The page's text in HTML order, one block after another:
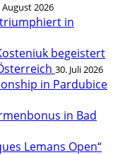
August 2026
in
begeistert
30. Juli 2026
in Pardubice
in Bad
Lemans Open“